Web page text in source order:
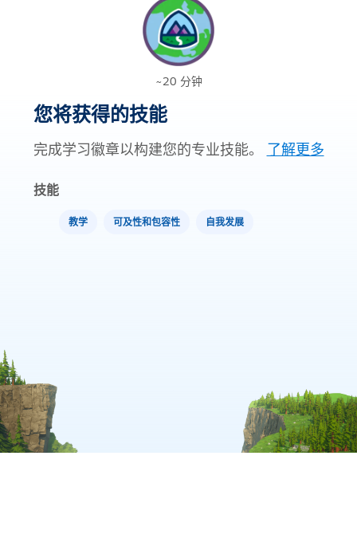
~20 分钟
您将获得的技能
完成学习徽章以构建您的专业技能。 了解更多
技能
教学 可及性和包容性 自我发展